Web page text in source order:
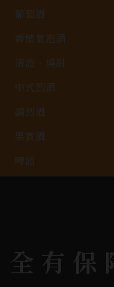
葡萄酒
香檳氣泡酒
清酒、燒酎
中式烈酒
調烈酒
果實酒
啤酒
& Spirit © 2026.All
全有保